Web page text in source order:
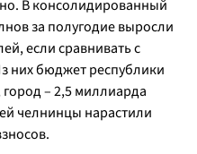
В консолидированный
за полугодие выросли
если сравнивать с
них бюджет республики
– 2,5 миллиарда
челнинцы нарастили